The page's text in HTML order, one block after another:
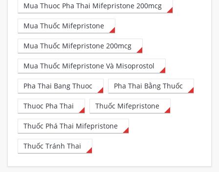
Mua Thuoc Pha Thai Mifepristone 200mcg
Mua Thuốc Mifepristone
Mua Thuốc Mifepristone 200mcg
Mua Thuốc Mifepristone Và Misoprostol
Pha Thai Bang Thuoc Pha Thai Bằng Thuốc
Thuoc Pha Thai Thuốc Mifepristone
Thuốc Phá Thai Mifepristone
Thuốc Tránh Thai